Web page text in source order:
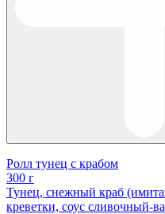
Ролл тунец с крабом
300 г
Тунец, снежный краб
креветки, соус сливочный-